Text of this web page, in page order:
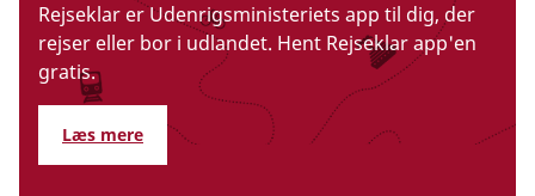
Rejseklar er Udenrigsministeriets app til dig, der
rejser eller bor i udlandet. Hent Rejseklar app'en
gratis.
Læs mere